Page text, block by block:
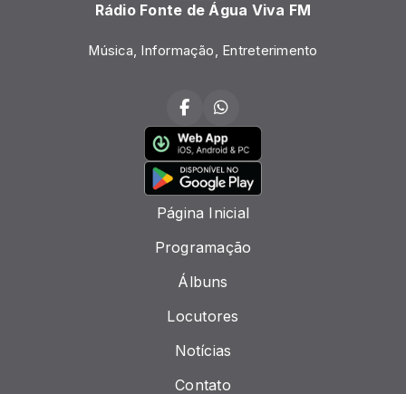
Rádio Fonte de Água Viva FM
Música, Informação, Entreterimento
Página Inicial
Programação
Álbuns
Locutores
Notícias
Contato